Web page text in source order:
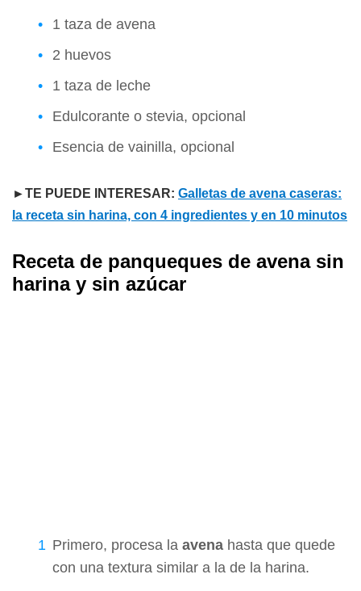
1 taza de avena
2 huevos
1 taza de leche
Edulcorante o stevia, opcional
Esencia de vainilla, opcional
►TE PUEDE INTERESAR: Galletas de avena caseras:
la receta sin harina, con 4 ingredientes y en 10 minutos
Receta de panqueques de avena sin
harina y sin azúcar
Primero, procesa la avena hasta que quede
con una textura similar a la de la harina.